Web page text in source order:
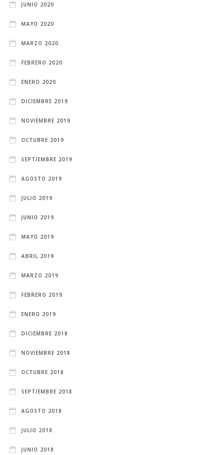
JUNIO 2020
MAYO 2020
MARZO 2020
FEBRERO 2020
ENERO 2020
DICIEMBRE 2019
NOVIEMBRE 2019
OCTUBRE 2019
SEPTIEMBRE 2019
AGOSTO 2019
JULIO 2019
JUNIO 2019
MAYO 2019
ABRIL 2019
MARZO 2019
FEBRERO 2019
ENERO 2019
DICIEMBRE 2018
NOVIEMBRE 2018
OCTUBRE 2018
SEPTIEMBRE 2018
AGOSTO 2018
JULIO 2018
JUNIO 2018